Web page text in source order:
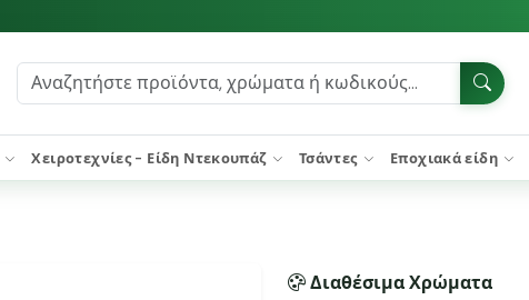
Χειροτεχνίες - Είδη Ντεκουπάζ Τσάντες Εποχιακά είδη
Διαθέσιμα Χρώματα